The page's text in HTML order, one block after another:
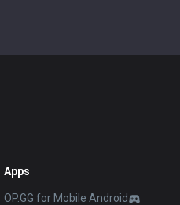
Apps
OP.GG for Mobile Android